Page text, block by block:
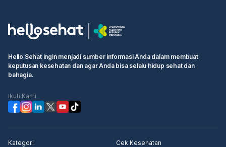
Hello Sehat ingin menjadi sumber informasi Anda dalam membuat
keputusan kesehatan dan agar Anda bisa selalu hidup sehat dan
bahagia.
Ikuti Kami
Kategori
Cek Kesehatan